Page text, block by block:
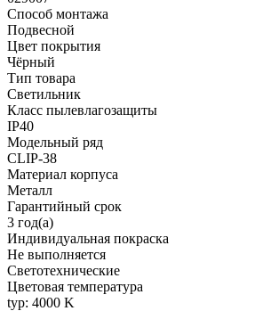
Способ монтажа
Подвесной
Цвет покрытия
Чёрный
Тип товара
Светильник
Класс пылевлагозащиты
IP40
Модельный ряд
CLIP-38
Материал корпуса
Металл
Гарантийный срок
3 год(а)
Индивидуальная покраска
Не выполняется
Светотехнические
Цветовая температура
typ: 4000 K